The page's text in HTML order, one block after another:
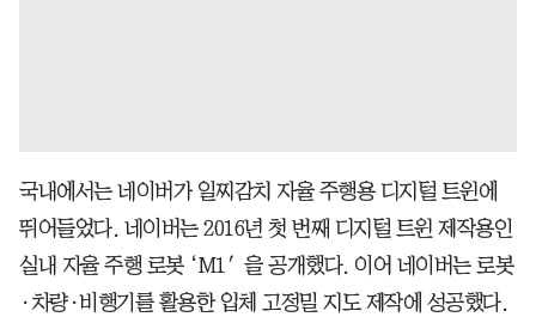
국내에서는 네이버가 일찌감치 자율 주행용 디지털 트윈에
뛰어들었다. 네이버는 2016년 첫 번째 디지털 트윈 제작용인
실내 자율 주행 로봇 ‘M1′을 공개했다. 이어 네이버는 로봇
·차량·비행기를 활용한 입체 고정밀 지도 제작에 성공했다.